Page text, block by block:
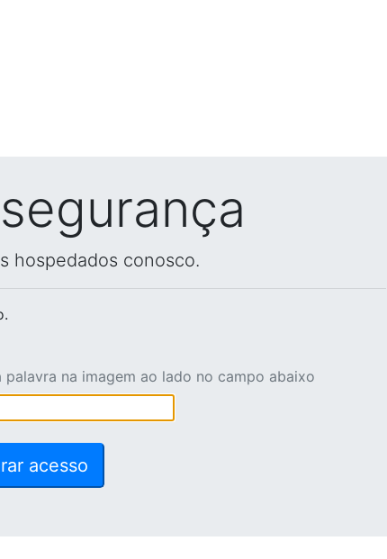
hospedados conosco.
palavra na imagem ao lado no campo abaixo